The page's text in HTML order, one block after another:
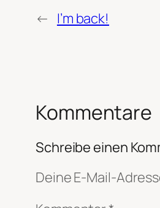
← I’m back!
Kommentare
Schreibe einen
Deine E-Mail-